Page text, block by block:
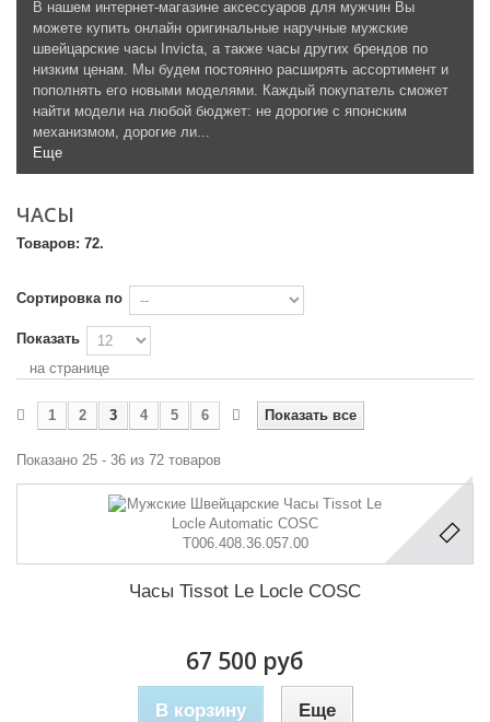
В нашем интернет-магазине аксессуаров для мужчин Вы
можете купить онлайн оригинальные наручные мужские
швейцарские часы Invicta, а также часы других брендов по
низким ценам. Мы будем постоянно расширять ассортимент и
пополнять его новыми моделями. Каждый покупатель сможет
найти модели на любой бюджет: не дорогие с японским
механизмом, дорогие ли...
Еще
ЧАСЫ
Товаров: 72.
Сортировка по
Показать
на странице
Показать все
1 2 3 4 5 6
Показано 25 - 36 из 72 товаров
Часы Tissot Le Locle COSC
67 500 руб
В корзину Еще